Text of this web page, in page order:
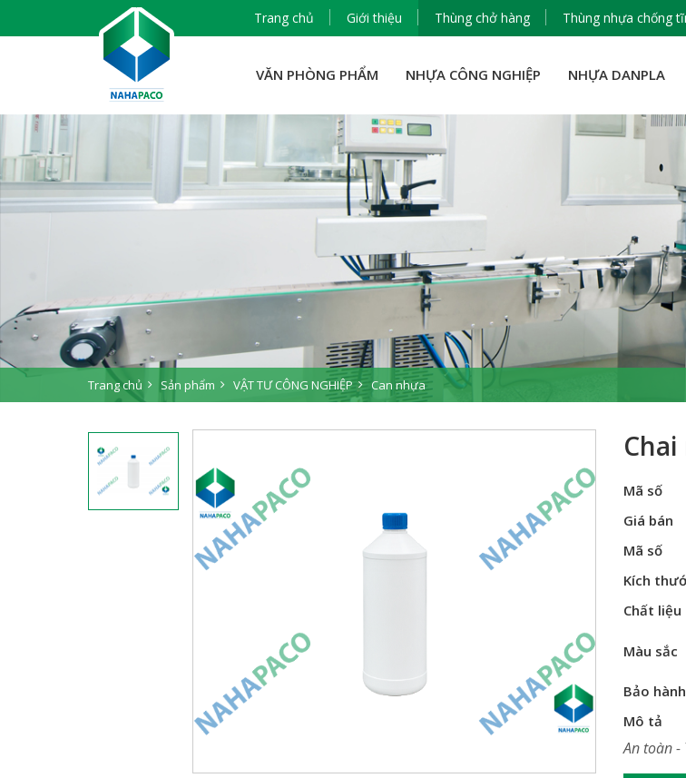
Trang chủ Giới thiệu Thùng chở hàng Thùng nhựa chống
VĂN PHÒNG PHẨM NHỰA CÔNG NGHIỆP NHỰA DANPLA
Trang chủ Sản phẩm VẬT TƯ CÔNG NGHIỆP Can nhựa
Mã số
Giá bán
Mã số
Kích
Chất liệu
Màu sắc
Bảo hành
Mô tả
An toàn -